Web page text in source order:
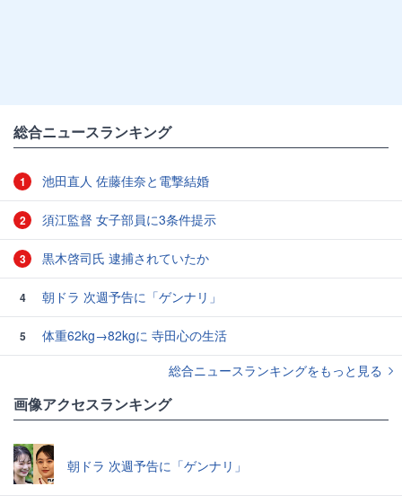
総合ニュースランキング
1 池田直人 佐藤佳奈と電撃結婚
2 須江監督 女子部員に3条件提示
3 黒木啓司氏 逮捕されていたか
4 朝ドラ 次週予告に「ゲンナリ」
5
体重62kg→82kgに 寺田心の生活
総合ニュースランキングをもっと見る
画像アクセスランキング
朝ドラ 次週予告に「ゲンナリ」